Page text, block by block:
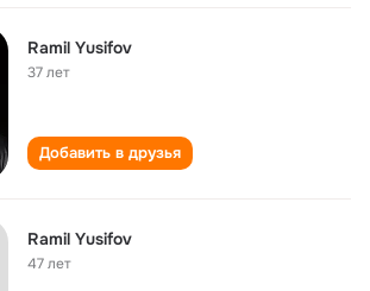
Ramil Yusifov
37 лет
Добавить в друзья
Ramil Yusifov
47 лет